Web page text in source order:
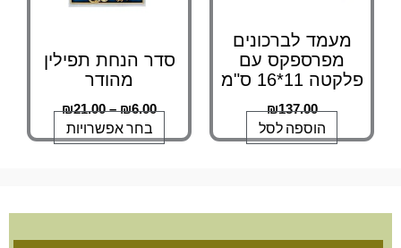
מעמד לברכונים
מפרספקס עם
פלקטה 11*16 ס"מ
₪137.00
הוספה לסל
סדר הנחת תפילין
מהודר
₪6.00
–
₪21.00
בחר אפשרויות
המוצר